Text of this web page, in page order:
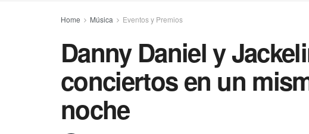
Home Música Eventos y Premios
Danny Daniel y
conciertos en un
noche